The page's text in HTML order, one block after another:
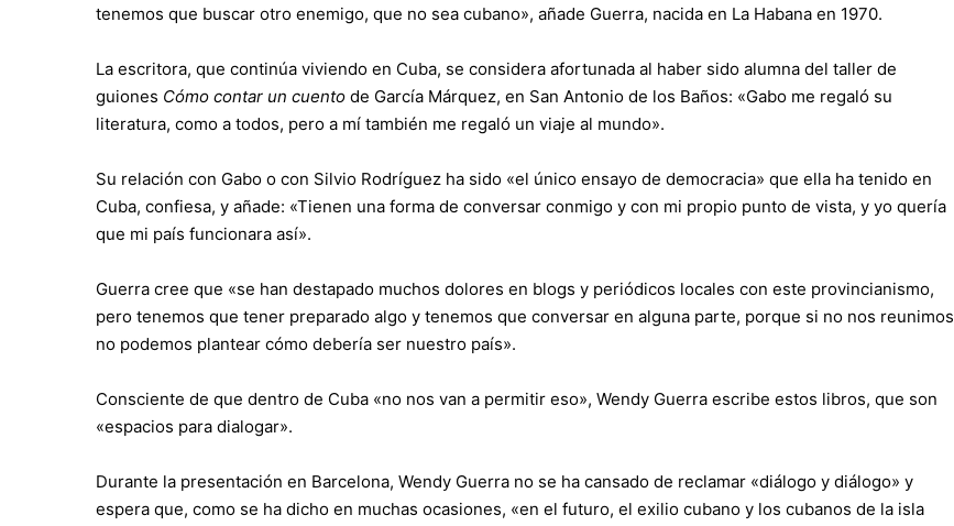
tenemos que buscar otro enemigo, que no sea cubano», añade Guerra, nacida en La Habana en 1970.
La escritora, que continúa viviendo en Cuba, se considera afortunada al haber sido alumna del taller de
guiones Cómo contar un cuento de García Márquez, en San Antonio de los Baños: «Gabo me regaló su
literatura, como a todos, pero a mí también me regaló un viaje al mundo».
Su relación con Gabo o con Silvio Rodríguez ha sido «el único ensayo de democracia» que ella ha tenido en
Cuba, confiesa, y añade: «Tienen una forma de conversar conmigo y con mi propio punto de vista, y yo quería
que mi país funcionara así».
Guerra cree que «se han destapado muchos dolores en blogs y periódicos locales con este provincianismo,
pero tenemos que tener preparado algo y tenemos que conversar en alguna parte, porque si no nos reunimos
no podemos plantear cómo debería ser nuestro país».
Consciente de que dentro de Cuba «no nos van a permitir eso», Wendy Guerra escribe estos libros, que son
«espacios para dialogar».
Durante la presentación en Barcelona, Wendy Guerra no se ha cansado de reclamar «diálogo y diálogo» y
espera que, como se ha dicho en muchas ocasiones, «en el futuro, el exilio cubano y los cubanos de la isla